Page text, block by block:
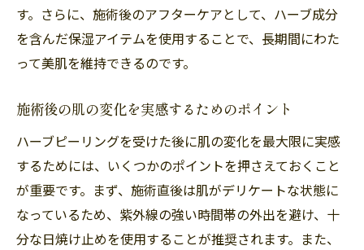
福岡市南区大橋で人気の施術コース
施術を受けた人のビフォーアフター
福岡市南区大橋でのハーブピーリング実体験！
施術前のカウンセリング内容
実際の施術時間と流れ
施術中の快適さとリラクゼーション
施術後のフォローアップ
初めての方へのアドバイス
す。さらに、施術後のアフターケアとして、ハーブ成分
を含んだ保湿アイテムを使用することで、長期間にわた
って美肌を維持できるのです。
施術後の肌の変化を実感するためのポイント
ハーブピーリングを受けた後に肌の変化を最大限に実感
するためには、いくつかのポイントを押さえておくこと
が重要です。まず、施術直後は肌がデリケートな状態に
なっているため、紫外線の強い時間帯の外出を避け、十
分な日焼け止めを使用することが推奨されます。また、